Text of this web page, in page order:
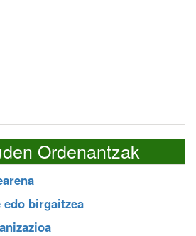
Ordenantzak
birgaitzea